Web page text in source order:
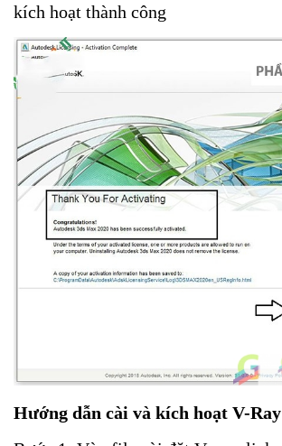
kích hoạt thành công
Hướng dẫn cài và kích hoạt V-Ray